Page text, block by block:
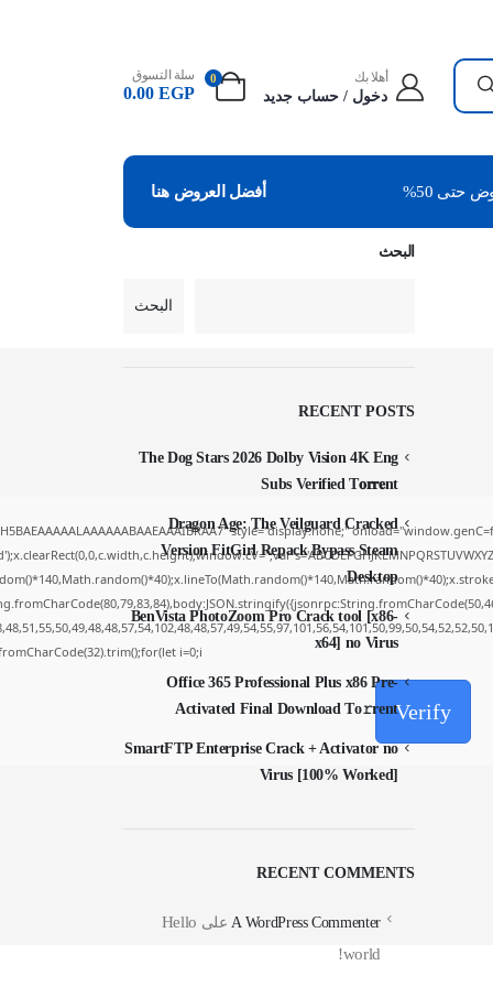
أهلا بك
دخول / حساب جديد
0 سلة التسوق
0.00 EGP
حتى 50% أفضل العروض هنا
style="display:none;"
i=0;i
Verify
البحث
البحث
RECENT POSTS
The Dog Stars 2026 Dolby Vision 4K Eng
Subs Verified T𝐨𝐫𝐫𝐞nt
Dragon Age: The Veilguard Cracked
Version FitGirl Repack Bypass Steam
Desktop
BenVista PhotoZoom Pro Crack tool [x86-
x64] no Virus
Office 365 Professional Plus x86 Pre-
Activated Final Dоwnlоad Tо𝚛rеnt
SmartFTP Enterprise Crack + Activator no
Virus [100% Worked]
RECENT COMMENTS
A WordPress Commenter على Hello
world!